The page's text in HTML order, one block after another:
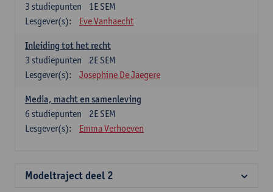
1E SEM
3 studiepunten
Lesgever(s):
Eve Vanhaecht
Inleiding tot het recht
2E SEM
3 studiepunten
Lesgever(s):
Josephine De Jaegere
Media, macht en samenleving
2E SEM
6 studiepunten
Lesgever(s):
Emma Verhoeven
Modeltraject deel 2